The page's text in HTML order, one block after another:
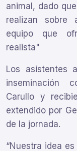
animal, dado
realizan sobre
equipo que
realista"
Los asistentes
inseminación
Carullo y
extendido por
de la jornada.
“Nuestra idea